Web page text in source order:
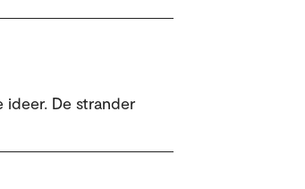
De strander
nye måter å